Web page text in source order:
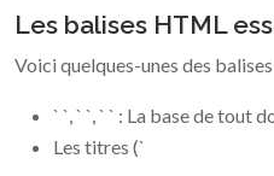
Les balises HTML
Voici quelques-unes des
` `, ` `, ` ` : La base de tout
Les titres (`